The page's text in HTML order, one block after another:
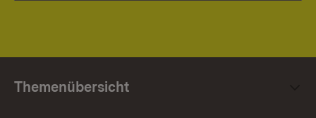
Themenübersicht